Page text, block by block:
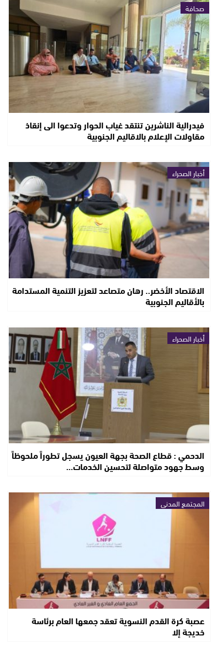
صحافة
فيدرالية الناشرين تنتقد غياب الحوار وتدعوا الى إنقاذ
مقاولات الإعلام بالاقاليم الجنوبية
أخبار الصحراء
الاقتصاد الأخضر.. رهان متصاعد لتعزيز التنمية المستدامة
بالأقاليم الجنوبية
أخبار الصحراء
الدحمي : قطاع الصحة بجهة العيون يسجل تطوراً ملحوظاً
وسط جهود متواصلة لتحسين الخدمات…
المجتمع المدني
عصبة كرة القدم النسوية تعقد جمعها العام برئاسة
خديجة إلا